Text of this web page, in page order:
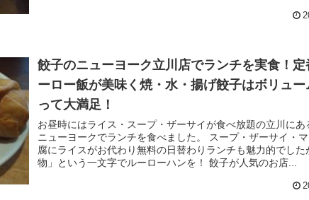
餃子のニューヨーク立川店でランチを実食！定
ーロー飯が美味く焼・水・揚げ餃子はボリュー
って大満足！
お昼時にはライス・スープ・ザーサイが食べ放題の立川にあ
ニューヨークでランチを食べました。 スープ・ザーサイ・
腐にライスがお代わり無料の日替わりランチも魅力的でした
物」という一文字でルーローハンを！ 餃子が人気のお店...